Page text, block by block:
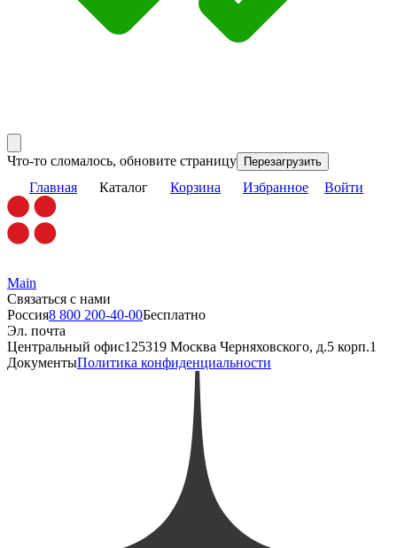
Что-то сломалось, обновите страницу Перезагрузить
Главная Каталог Корзина Избранное Войти
Main
Связаться с нами
Россия8 800 200-40-00Бесплатно
Эл. почта
Центральный офис125319 Москва Черняховского, д.5 корп.1
ДокументыПолитика конфиденциальности